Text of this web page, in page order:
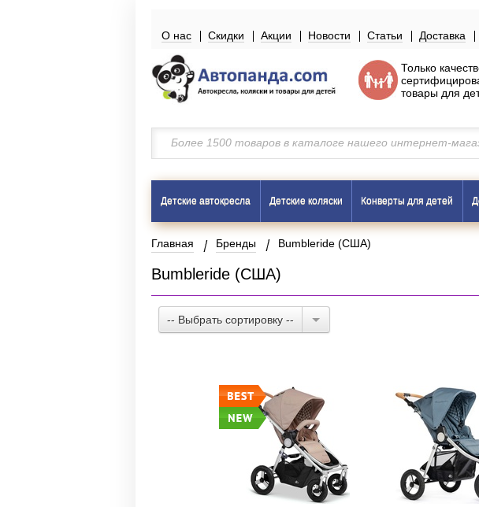
О нас Скидки Акции Новости Статьи Доставка
Только
товары для
Детские автокресла Детские коляски Конверты для детей
Главная Бренды Bumbleride (США)
Bumbleride (США)
-- Выбрать сортировку --